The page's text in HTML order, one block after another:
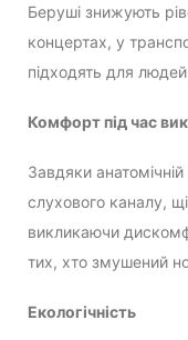
Беруші знижують
концертах, у
підходять для
Комфорт під час
Завдяки
слухового каналу,
викликаючи
тих, хто змушений
Екологічність